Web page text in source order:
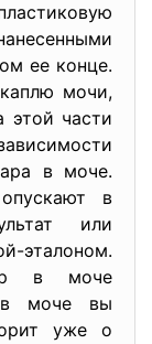
ее конце.
мочи,
этой части
в моче.
в
или
эталоном.
в моче
в моче вы
уже о